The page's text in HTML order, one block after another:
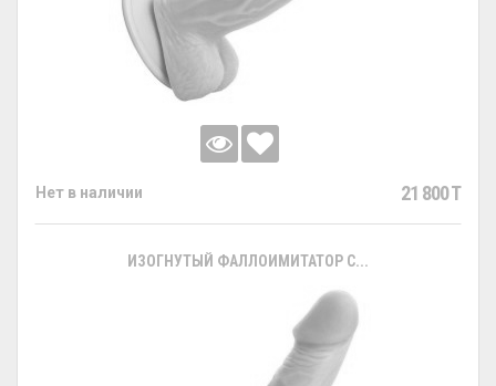
Нет в наличии 21 800 T
ИЗОГНУТЫЙ ФАЛЛОИМИТАТОР С...